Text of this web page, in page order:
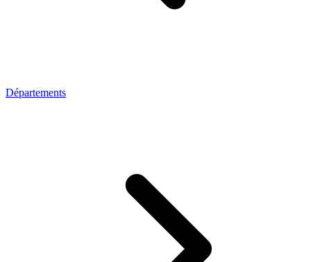
Départements